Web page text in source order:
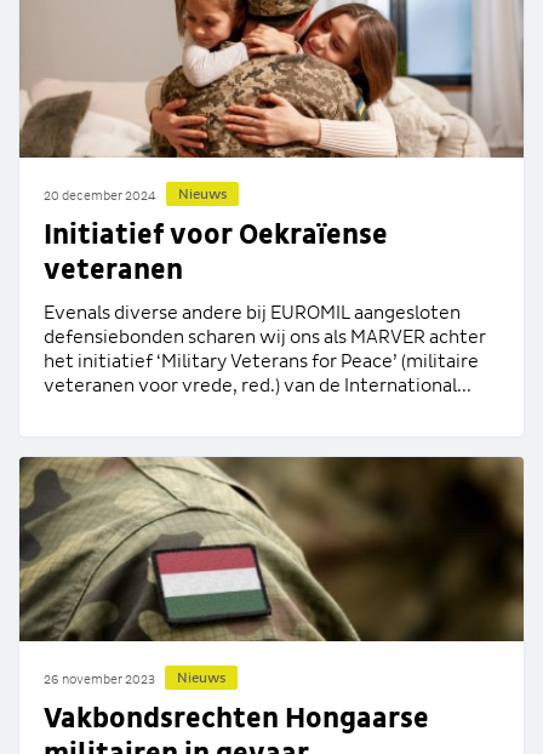
20 december 2024 Nieuws
Initiatief voor Oekraïense
veteranen
Evenals diverse andere bij EUROMIL aangesloten
defensiebonden scharen wij ons als MARVER achter
het initiatief ‘Military Veterans for Peace’ (militaire
veteranen voor vrede, red.) van de International...
26 november 2023 Nieuws
Vakbondsrechten Hongaarse